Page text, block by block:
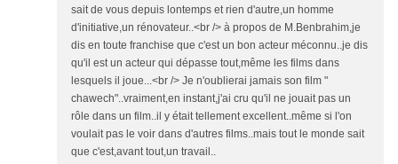
sait de vous depuis lontemps et rien d'autre,un homme
d'initiative,un rénovateur..<br /> à propos de M.Benbrahim,je
dis en toute franchise que c'est un bon acteur méconnu..je dis
qu'il est un acteur qui dépasse tout,même les films dans
lesquels il joue...<br /> Je n'oublierai jamais son film "
chawech"..vraiment,en instant,j'ai cru qu'il ne jouait pas un
rôle dans un film..il y était tellement excellent..même si l'on
voulait pas le voir dans d'autres films..mais tout le monde sait
que c'est,avant tout,un travail..